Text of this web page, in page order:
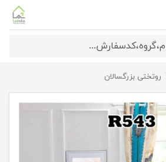
روتختی بزرگسالان